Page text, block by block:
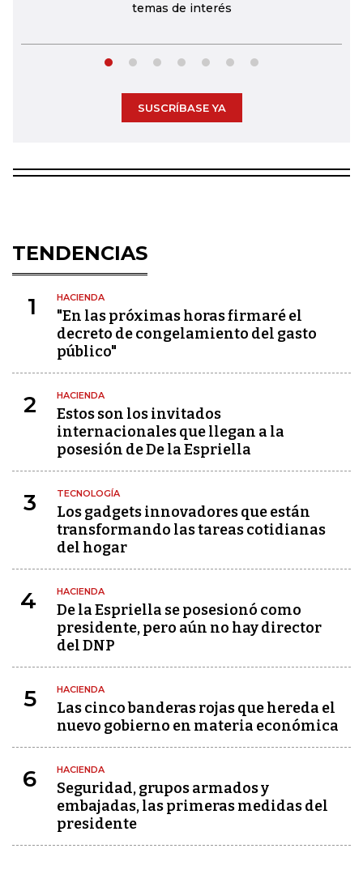
temas de interés
SUSCRÍBASE YA
TENDENCIAS
1 HACIENDA
"En las próximas horas firmaré el
decreto de congelamiento del gasto
público"
2 HACIENDA
Estos son los invitados
internacionales que llegan a la
posesión de De la Espriella
3 TECNOLOGÍA
Los gadgets innovadores que están
transformando las tareas cotidianas
del hogar
4 HACIENDA
De la Espriella se posesionó como
presidente, pero aún no hay director
del DNP
5 HACIENDA
Las cinco banderas rojas que hereda el
nuevo gobierno en materia económica
6 HACIENDA
Seguridad, grupos armados y
embajadas, las primeras medidas del
presidente